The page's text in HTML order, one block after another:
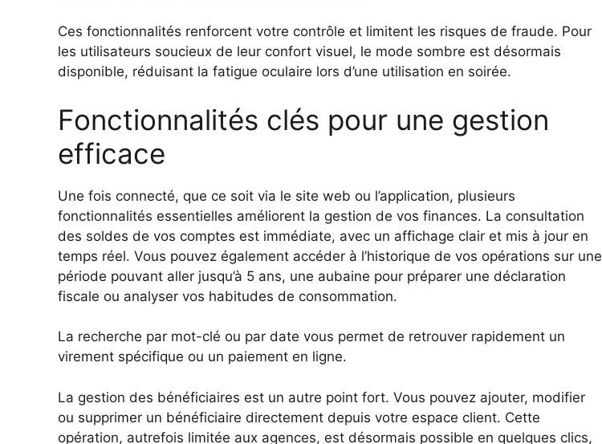
Ces fonctionnalités renforcent votre contrôle et limitent les risques de fraude. Pour
les utilisateurs soucieux de leur confort visuel, le mode sombre est désormais
disponible, réduisant la fatigue oculaire lors d’une utilisation en soirée.
Fonctionnalités clés pour une gestion
efficace
Une fois connecté, que ce soit via le site web ou l’application, plusieurs
fonctionnalités essentielles améliorent la gestion de vos finances. La consultation
des soldes de vos comptes est immédiate, avec un affichage clair et mis à jour en
temps réel. Vous pouvez également accéder à l’historique de vos opérations sur une
période pouvant aller jusqu’à 5 ans, une aubaine pour préparer une déclaration
fiscale ou analyser vos habitudes de consommation.
La recherche par mot-clé ou par date vous permet de retrouver rapidement un
virement spécifique ou un paiement en ligne.
La gestion des bénéficiaires est un autre point fort. Vous pouvez ajouter, modifier
ou supprimer un bénéficiaire directement depuis votre espace client. Cette
opération, autrefois limitée aux agences, est désormais possible en quelques clics,